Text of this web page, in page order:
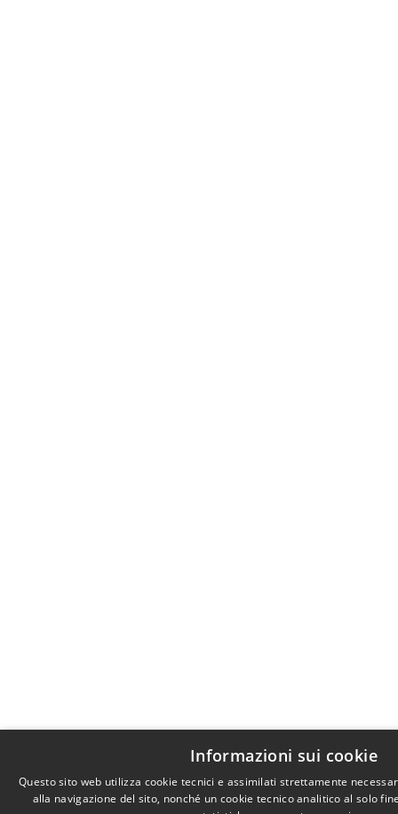
Informazioni sui cookie
Questo sito web utilizza cookie tecnici e assimilati strettamente
alla navigazione del sito, nonché un cookie tecnico analitico al solo